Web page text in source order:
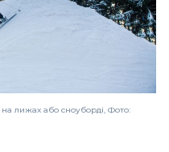
лижах або сноуборді, Фото: